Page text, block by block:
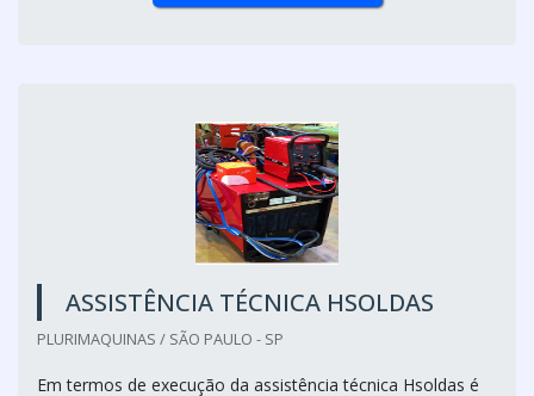
ASSISTÊNCIA TÉCNICA HSOLDAS
PLURIMAQUINAS / SÃO PAULO - SP
Em termos de execução da assistência técnica Hsoldas é